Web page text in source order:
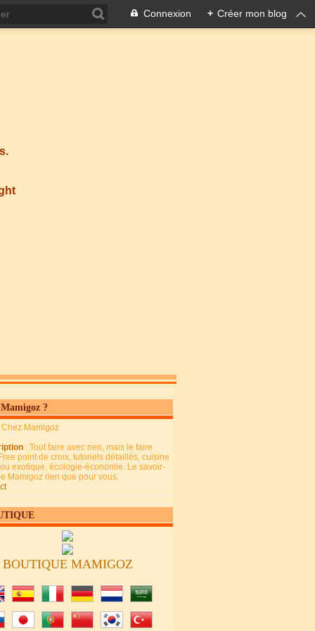
Connexion + Créer mon blog
?
Chez Mamigoz
: Tout faire avec rien, mais le faire
point de croix, tutoriels détaillés, cuisine
exotique, écologie-économie. Le savoir-
Mamigoz rien que pour vous.
BOUTIQUE MAMIGOZ